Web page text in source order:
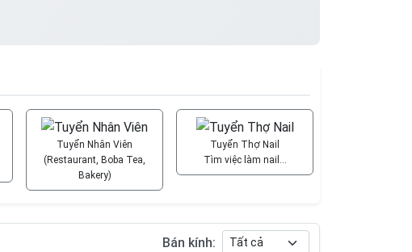
Tuyển Nhân Viên
(Restaurant, Boba Tea,
Bakery)
Tuyển Thợ Nail
Tìm việc làm nail…
Bán kính: